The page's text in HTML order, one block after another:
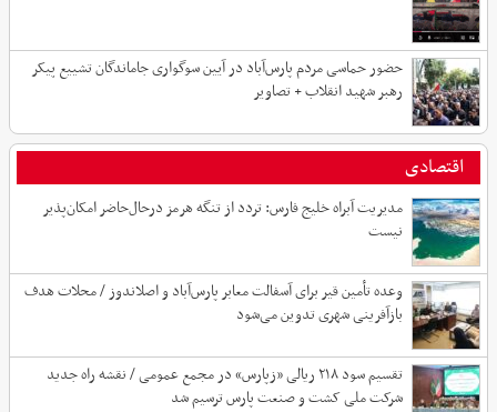
حضور حماسی مردم پارس‌آباد در آیین سوگواری جاماندگان تشییع پیکر
رهبر شهید انقلاب + تصاویر
اقتصادی
مدیریت آبراه خلیج فارس: تردد از تنگه هرمز درحال‌حاضر امکان‌پذیر
نیست
وعده تأمین قیر برای آسفالت معابر پارس‌آباد و اصلاندوز / محلات هدف
بازآفرینی شهری تدوین می‌شود
تقسیم سود ۲۱۸ ریالی «زپارس» در مجمع عمومی / نقشه راه جدید
شرکت ملی کشت و صنعت پارس ترسیم شد